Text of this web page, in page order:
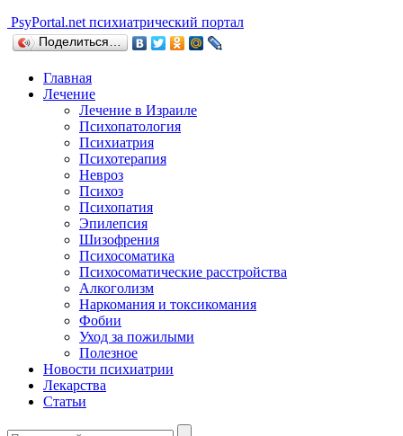
PsyPortal.net психиатрический портал
Поделиться…
Главная
Лечение
Лечение в Израиле
Психопатология
Психиатрия
Психотерапия
Невроз
Психоз
Психопатия
Эпилепсия
Шизофрения
Психосоматика
Психосоматические расстройства
Алкоголизм
Наркомания и токсикомания
Фобии
Уход за пожилыми
Полезное
Новости психиатрии
Лекарства
Статьи